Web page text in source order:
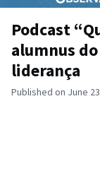
Podcast
alumnus
liderança
Published on June